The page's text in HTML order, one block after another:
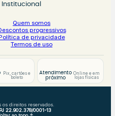
Institucional
Quem somos
progressivos
de privacidade
Termos de uso
Pix, cartões e
boleto
Atendimento
próximo
Online e em
lojas físicas
direitos reservados.
22.902.378/0001-13